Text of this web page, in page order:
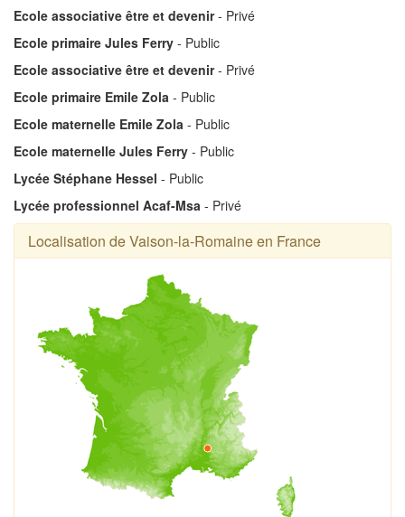
Ecole associative être et devenir- Privé
Ecole primaire Jules Ferry - Public
Ecole associative être et devenir- Privé
Ecole primaire Emile Zola - Public
Ecole maternelle Emile Zola - Public
Ecole maternelle Jules Ferry - Public
Lycée Stéphane Hessel - Public
Lycée professionnel Acaf-Msa - Privé
Localisation de Vaison-la-Romaine en France